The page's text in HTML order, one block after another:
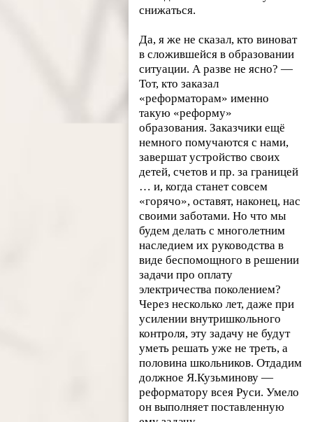
снижаться.
Да, я же не сказал, кто виноват
в сложившейся в образовании
ситуации. А разве не ясно? —
Тот, кто заказал
«реформаторам» именно
такую «реформу»
образования. Заказчики ещё
немного помучаются с нами,
завершат устройство своих
детей, счетов и пр. за границей
… и, когда станет совсем
«горячо», оставят, наконец, нас
своими заботами. Но что мы
будем делать с многолетним
наследием их руководства в
виде беспомощного в решении
задачи про оплату
электричества поколением?
Через несколько лет, даже при
усилении внутришкольного
контроля, эту задачу не будут
уметь решать уже не треть, а
половина школьников. Отдадим
должное Я.Кузьминову —
реформатору всея Руси. Умело
он выполняет поставленную